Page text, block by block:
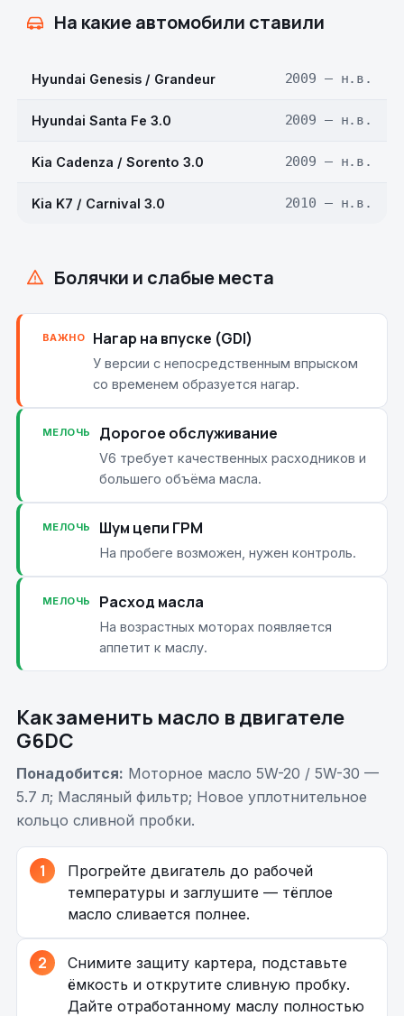
На какие автомобили ставили
Hyundai Genesis / Grandeur 2009 — н.в.
Hyundai Santa Fe 3.0 2009 — н.в.
Kia Cadenza / Sorento 3.0 2009 — н.в.
Kia K7 / Carnival 3.0 2010 — н.в.
Болячки и слабые места
ВАЖНО Нагар на впуске (GDI)
У версии с непосредственным впрыском
со временем образуется нагар.
МЕЛОЧЬ Дорогое обслуживание
V6 требует качественных расходников и
большего объёма масла.
МЕЛОЧЬ Шум цепи ГРМ
На пробеге возможен, нужен контроль.
МЕЛОЧЬ Расход масла
На возрастных моторах появляется
аппетит к маслу.
Как заменить масло в двигателе
G6DC
Понадобится: Моторное масло 5W-20 / 5W-30 —
5.7 л; Масляный фильтр; Новое уплотнительное
кольцо сливной пробки.
Прогрейте двигатель до рабочей
температуры и заглушите — тёплое
масло сливается полнее.
Снимите защиту картера, подставьте
ёмкость и открутите сливную пробку.
Дайте отработанному маслу полностью